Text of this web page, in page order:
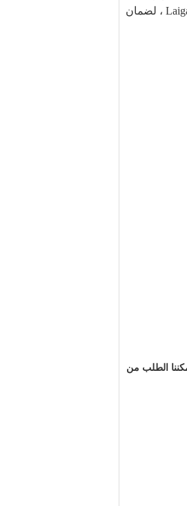
في مطحنة الكرة للتعدين ، ومصنع الأسمنت ومحطة الطاقة. تطلب Jinan zhongwei جميع المواد الخام من مطحنة الفولاذ الكبيرة الوطنية Laigang ، لضمان
الطلب من